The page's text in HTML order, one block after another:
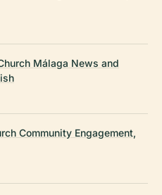
Málaga News and
Community Engagement,